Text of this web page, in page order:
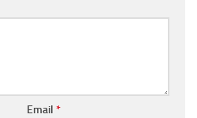
Email *